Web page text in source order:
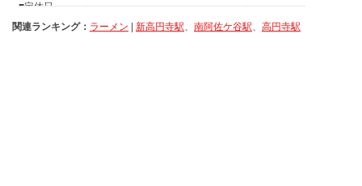
関連ランキング： ラーメン | 新高円寺駅、 南阿佐ケ谷駅、 高円寺駅